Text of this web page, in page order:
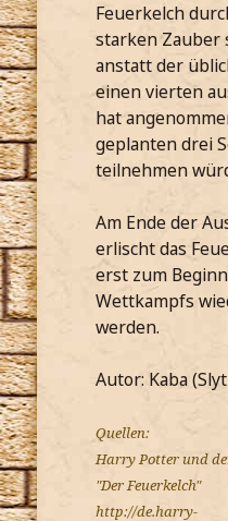
Feuerkelch
starken Zauber
anstatt der
einen vierten
hat
geplanten drei
teilnehmen
Am Ende der
erlischt das
erst zum
Wettkampfs
werden.
Autor: Kaba
Quellen:
Harry Potter und
"Der Feuerkelch"
http://de.harry-